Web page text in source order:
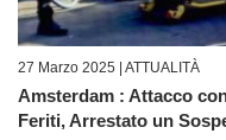
27 Marzo 2025 | ATTUALITÀ
Amsterdam : Attacco
Feriti, Arrestato un